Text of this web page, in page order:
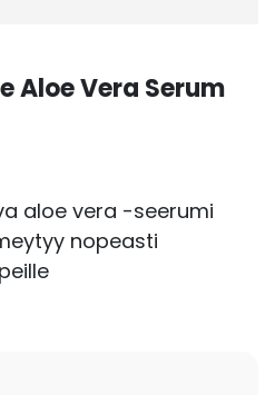
Aloe Vera Serum
aloe vera -seerumi
nopeasti